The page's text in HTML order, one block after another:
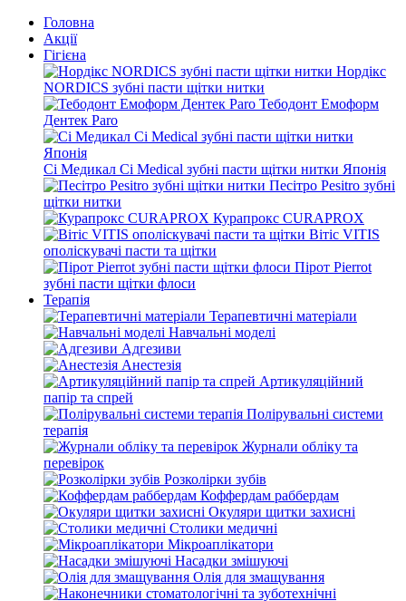
Головна
Акції
Гігієна
Нордікс
NORDICS зубні пасти щітки нитки
Тебодонт Емоформ
Дентек Paro
Сі Медикал Ci Medical зубні пасти щітки нитки Японія
Песітро Pesitro зубні
щітки нитки
Курапрокс CURAPROX
Вітіс VITIS
ополіскувачі пасти та щітки
Пірот Pierrot
зубні пасти щітки флоси
Терапія
Терапевтичні матеріали
Навчальні моделі
Адгезиви
Анестезія
Артикуляційний
папір та спрей
Полірувальні системи
терапія
Журнали обліку та
перевірок
Розколірки зубів
Коффердам раббердам
Окуляри щитки захисні
Столики медичні
Мікроаплікатори
Насадки змішуючі
Олія для змащування